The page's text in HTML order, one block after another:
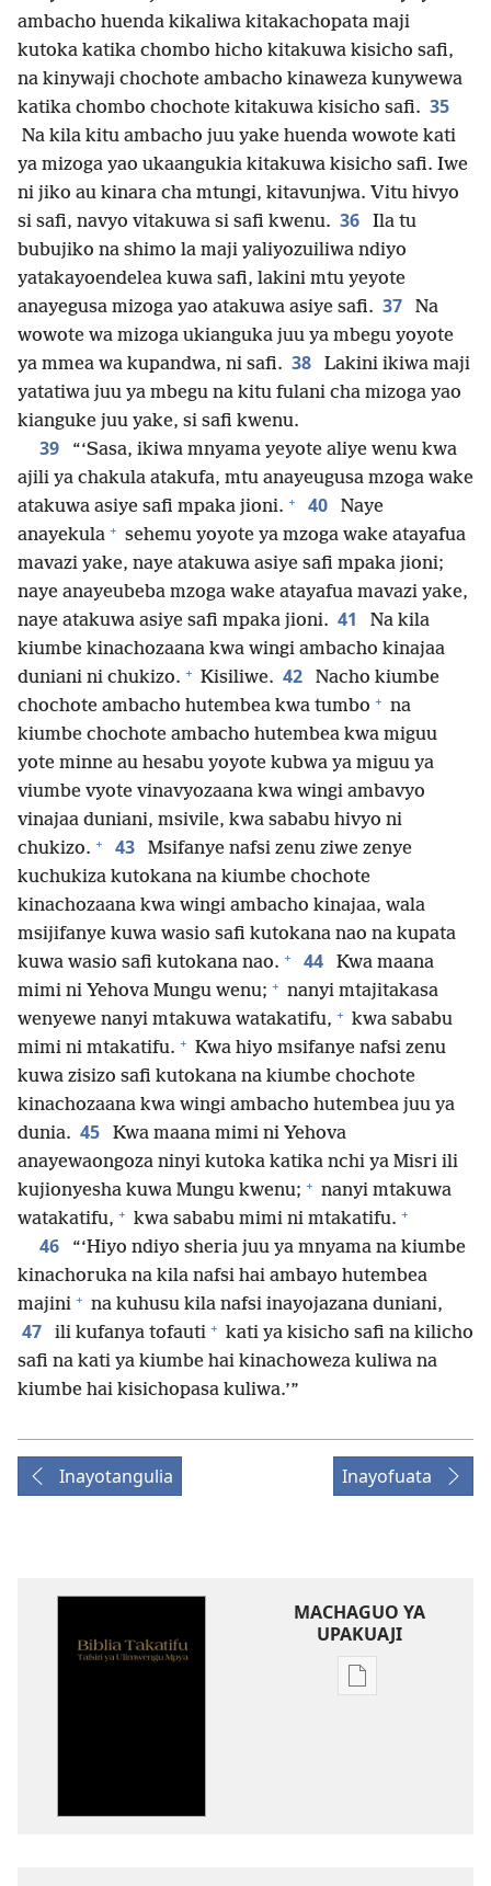
ambacho huenda kikaliwa kitakachopata maji
kutoka katika chombo hicho kitakuwa kisicho safi,
na kinywaji chochote ambacho kinaweza kunywewa
katika chombo chochote kitakuwa kisicho safi. 35
Na kila kitu ambacho juu yake huenda wowote kati
ya mizoga yao ukaangukia kitakuwa kisicho safi. Iwe
ni jiko au kinara cha mtungi, kitavunjwa. Vitu hivyo
si safi, navyo vitakuwa si safi kwenu. 36
Ila tu
bubujiko na shimo la maji yaliyozuiliwa ndiyo
yatakayoendelea kuwa safi, lakini mtu yeyote
anayegusa mizoga yao atakuwa asiye safi. 37
Na
wowote wa mizoga ukianguka juu ya mbegu yoyote
ya mmea wa kupandwa, ni safi. 38
Lakini ikiwa maji
yatatiwa juu ya mbegu na kitu fulani cha mizoga yao
kianguke juu yake, si safi kwenu.
39
“‘Sasa, ikiwa mnyama yeyote aliye wenu kwa
ajili ya chakula atakufa, mtu anayeugusa mzoga wake
atakuwa asiye safi mpaka jioni. + 40
Naye
anayekula + sehemu yoyote ya mzoga wake atayafua
mavazi yake, naye atakuwa asiye safi mpaka jioni;
naye anayeubeba mzoga wake atayafua mavazi yake,
naye atakuwa asiye safi mpaka jioni. 41
Na kila
kiumbe kinachozaana kwa wingi ambacho kinajaa
duniani ni chukizo. + Kisiliwe. 42
Nacho kiumbe
chochote ambacho hutembea kwa tumbo + na
kiumbe chochote ambacho hutembea kwa miguu
yote minne au hesabu yoyote kubwa ya miguu ya
viumbe vyote vinavyozaana kwa wingi ambavyo
vinajaa duniani, msivile, kwa sababu hivyo ni
chukizo. + 43
Msifanye nafsi zenu ziwe zenye
kuchukiza kutokana na kiumbe chochote
kinachozaana kwa wingi ambacho kinajaa, wala
msijifanye kuwa wasio safi kutokana nao na kupata
kuwa wasio safi kutokana nao. + 44
Kwa maana
mimi ni Yehova Mungu wenu; + nanyi mtajitakasa
wenyewe nanyi mtakuwa watakatifu, + kwa sababu
mimi ni mtakatifu. + Kwa hiyo msifanye nafsi zenu
kuwa zisizo safi kutokana na kiumbe chochote
kinachozaana kwa wingi ambacho hutembea juu ya
dunia. 45
Kwa maana mimi ni Yehova
anayewaongoza ninyi kutoka katika nchi ya Misri ili
kujionyesha kuwa Mungu kwenu; + nanyi mtakuwa
watakatifu, + kwa sababu mimi ni mtakatifu. +
46
“‘Hiyo ndiyo sheria juu ya mnyama na kiumbe
kinachoruka na kila nafsi hai ambayo hutembea
majini + na kuhusu kila nafsi inayojazana duniani,
47 ili kufanya tofauti + kati ya kisicho safi na kilicho
safi na kati ya kiumbe hai kinachoweza kuliwa na
kiumbe hai kisichopasa kuliwa.’”
Inayotangulia Inayofuata
MACHAGUO YA
UPAKUAJI
Mbinu